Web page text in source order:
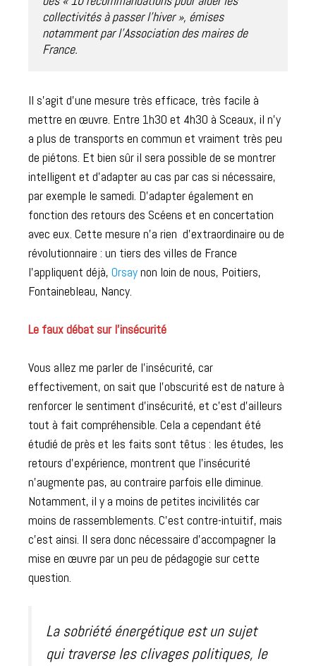
collectivités à passer l’hiver », émises
notamment par l’Association des maires de
France.
Il s’agit d’une mesure très efficace, très facile à
mettre en œuvre. Entre 1h30 et 4h30 à Sceaux, il n’y
a plus de transports en commun et vraiment très peu
de piétons. Et bien sûr il sera possible de se montrer
intelligent et d’adapter au cas par cas si nécessaire,
par exemple le samedi. D’adapter également en
fonction des retours des Scéens et en concertation
avec eux. Cette mesure n’a rien d’extraordinaire ou de
révolutionnaire : un tiers des villes de France
l’appliquent déjà, Orsaynon loin de nous, Poitiers,
Fontainebleau, Nancy.
Le faux débat sur l’insécurité
Vous allez me parler de l’insécurité, car
effectivement, on sait que l’obscurité est de nature à
renforcer le sentiment d’insécurité, et c’est d’ailleurs
tout à fait compréhensible. Cela a cependant été
étudié de près et les faits sont têtus : les études, les
retours d’expérience, montrent que l’insécurité
n’augmente pas, au contraire parfois elle diminue.
Notamment, il y a moins de petites incivilités car
moins de rassemblements. C’est contre-intuitif, mais
c’est ainsi. Il sera donc nécessaire d’accompagner la
mise en œuvre par un peu de pédagogie sur cette
question.
La sobriété énergétique est un sujet
qui traverse les clivages politiques, le